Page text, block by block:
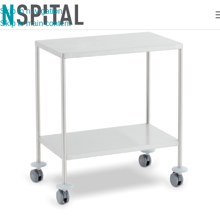
Skip to navigation
Skip to main content